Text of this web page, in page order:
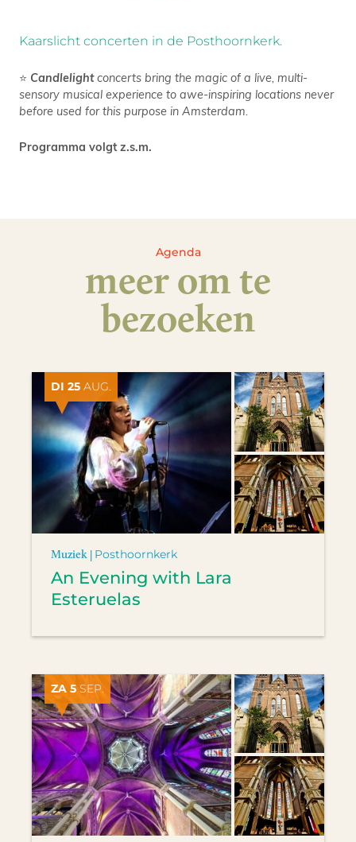
Kaarslicht concerten in de Posthoornkerk.
⭐ Candlelightconcerts bring the magic of a live, multi-
sensory musical experience to awe-inspiring locations never
before used for this purpose in Amsterdam.
Programma volgt z.s.m.
Agenda
meer om te
bezoeken
DI 25 AUG.
Muziek | Posthoornkerk
An Evening with Lara
Esteruelas
ZA 5 SEP.